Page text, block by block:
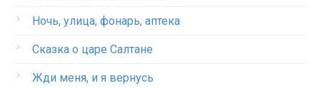
Ночь, улица, фонарь, аптека
Сказка о царе Салтане
Жди меня, и я вернусь